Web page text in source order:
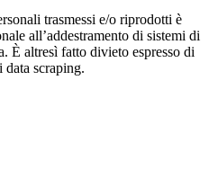
trasmessi e/o riprodotti è
all’addestramento di sistemi di
È altresì fatto divieto espresso di
scraping.